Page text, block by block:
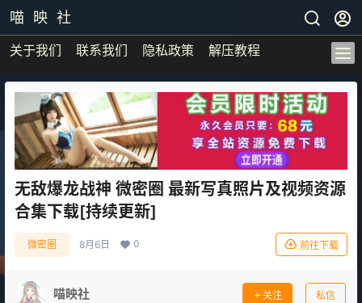
喵 映 社
关于我们 联系我们 隐私政策 解压教程
无敌爆龙战神 微密圈 最新写真照片及视频资源
合集下载[持续更新]
微密圈 8月6日 0 前往下载
喵映社 关注 私信